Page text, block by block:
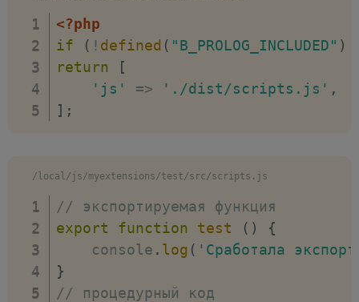
<?php
if
( ! defined ( "B_PROLOG_INCLUDED" )
return
[
'js'
=> './dist/scripts.js' ,
] ;
/local/js/myextensions/test/src/scripts.js
// экспортируемая функция
export
function test ( )
{
    console
. log ( 'Сработала
}
// процедурный код